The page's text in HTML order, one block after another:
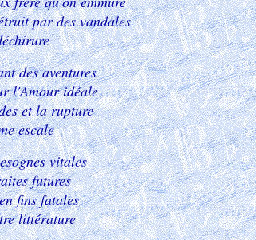
par des vandales
des aventures
l'Amour idéale
et la rupture
escale
vitales
futures
fins fatales
littérature